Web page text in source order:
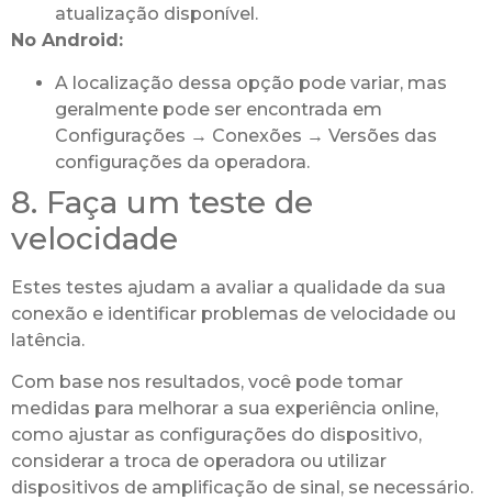
atualização disponível.
No Android:
A localização dessa opção pode variar, mas
geralmente pode ser encontrada em
Configurações → Conexões → Versões das
configurações da operadora.
8. Faça um teste de
velocidade
Estes testes ajudam a avaliar a qualidade da sua
conexão e identificar problemas de velocidade ou
latência.
Com base nos resultados, você pode tomar
medidas para melhorar a sua experiência online,
como ajustar as configurações do dispositivo,
considerar a troca de operadora ou utilizar
dispositivos de amplificação de sinal, se necessário.